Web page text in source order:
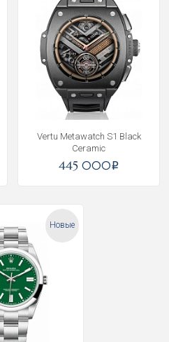
Vertu Metawatch S1 Black
Ceramic
445 000i
Новые